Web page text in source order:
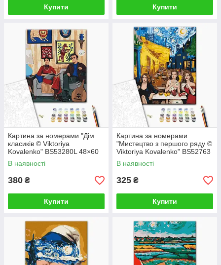
Купити Купити
Картина за номерами "Дім
класиків © Viktoriya
Kovalenko" BS53280L 48×60
см
В наявності
380 ₴
Купити
Картина за номерами
"Мистецтво з першого ряду ©
Viktoriya Kovalenko" BS52763
40×50 см
В наявності
325 ₴
Купити